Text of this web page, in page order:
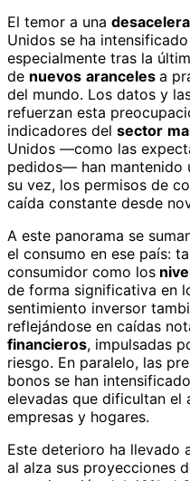
El temor a una
Unidos se ha
especialmente tras la
de nuevos aranceles a
del mundo. Los datos y
refuerzan esta
indicadores del sector
Unidos —como las
pedidos— han mantenido
su vez, los permisos de
caída constante desde
A este panorama se
el consumo en ese país:
consumidor como los
de forma significativa en
sentimiento inversor
reflejándose en caídas
financieros, impulsadas
riesgo. En paralelo, las
bonos se han
elevadas que dificultan el
empresas y hogares.
Este deterioro ha llevado
al alza sus proyecciones